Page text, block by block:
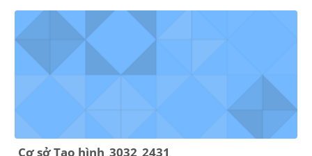
Cơ sở Tạo hình_3032_2431